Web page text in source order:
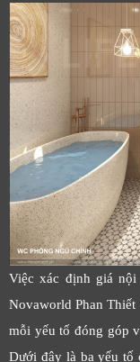
Việc xác định giá nội
Novaworld Phan
mỗi yếu tố đóng góp
Dưới đây là ba yếu tố